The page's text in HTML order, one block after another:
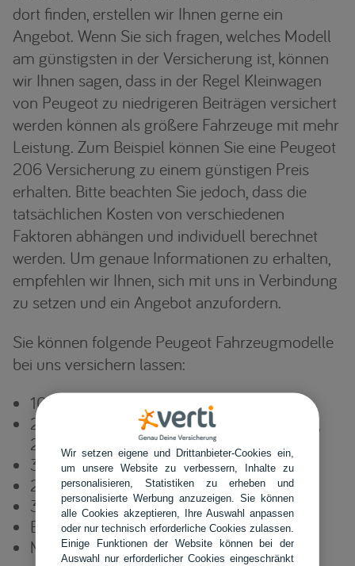
dort finden, erstellen wir Ihnen gerne ein
Angebot. Wenn Sie sich fragen, welches Modell
am günstigsten in der Versicherung ist, können
wir Ihnen sagen, dass in der Regel Kleinwagen
von Peugeot zu niedrigeren Beiträgen versichert
werden können als größere Fahrzeuge mit mehr
Leistung. Zum Beispiel können Sie eine Peugeot
206 Versicherung zu einem günstigen Preis
erhalten. Bitte beachten Sie jedoch, dass die
tatsächlichen Kosten von verschiedenen
Faktoren abhängen und individuell berechnet
werden. Um genaue Informationen zu erhalten,
empfehlen wir Ihnen, sich mit uns in Verbindung
zu setzen und ein Angebot anzufordern.
Sie können folgende Peugeot Fahrzeugmodelle
bei uns versichern lassen:
106, 108
206, 207, 207 cc, 207 Cabrio, 208, 206 cc,
206 Cabrio, 208 e
307, 508, 1007
2008, 2008 e
3008 5008
Boxer
Metropolis
Wir setzen eigene und Drittanbieter-Cookies ein,
um unsere Website zu verbessern, Inhalte zu
personalisieren, Statistiken zu erheben und
personalisierte Werbung anzuzeigen. Sie können
alle Cookies akzeptieren, Ihre Auswahl anpassen
oder nur technisch erforderliche Cookies zulassen.
Einige Funktionen der Website können bei der
Auswahl nur erforderlicher Cookies eingeschränkt